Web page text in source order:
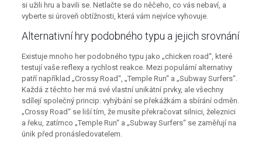
si užili hru a bavili se. Netlačte se do něčeho, co vás nebaví, a
vyberte si úroveň obtížnosti, která vám nejvíce vyhovuje.
Alternativní hry podobného typu a jejich srovnání
Existuje mnoho her podobného typu jako „chicken road“, které
testují vaše reflexy a rychlost reakce. Mezi populární alternativy
patří například „Crossy Road“, „Temple Run“ a „Subway Surfers“.
Každá z těchto her má své vlastní unikátní prvky, ale všechny
sdílejí společný princip: vyhýbání se překážkám a sbírání odměn.
„Crossy Road“ se liší tím, že musíte překračovat silnici, železnici
a řeku, zatímco „Temple Run“ a „Subway Surfers“ se zaměřují na
únik před pronásledovatelem.